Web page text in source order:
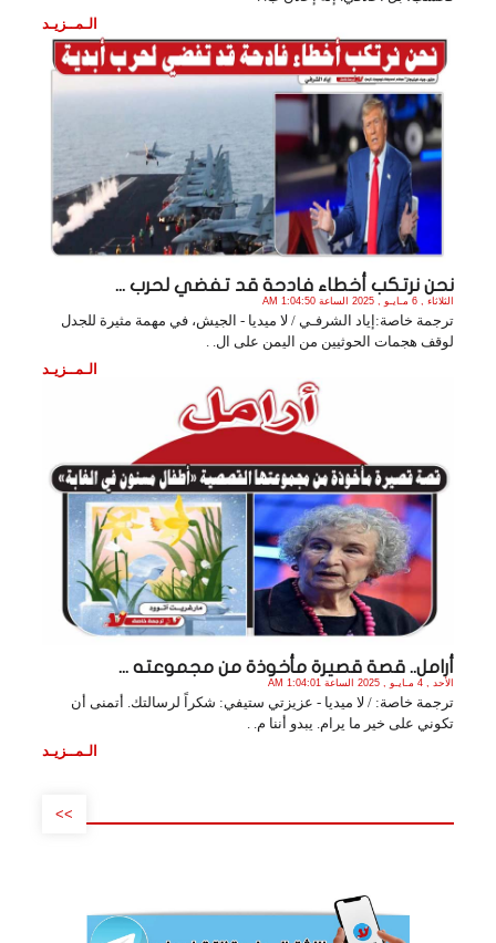
الـمــزيـد
نحن نرتكب أخطاء فادحة قد تفضي لحرب ...
الثلاثاء , 6 مـايـو , 2025 الساعة 1:04:50 AM
ترجمة خاصة:إياد الشرفـي / لا ميديا - الجيش، في مهمة مثيرة للجدل
لوقف هجمات الحوثيين من اليمن على ال. .
الـمــزيـد
أرامل.. قصة قصيرة مأخوذة من مجموعته ...
الأحد , 4 مـايـو , 2025 الساعة 1:04:01 AM
ترجمة خاصة: / لا ميديا - عزيزتي ستيفي: شكراً لرسالتك. أتمنى أن
تكوني على خير ما يرام. يبدو أننا م. .
الـمــزيـد
>>